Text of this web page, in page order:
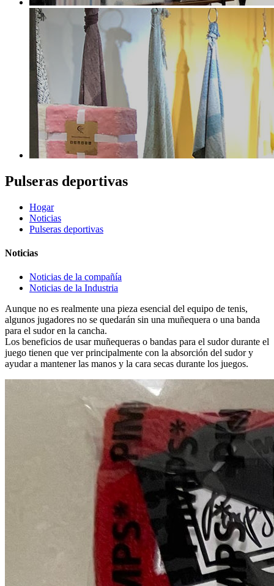
Pulseras deportivas
Hogar
Noticias
Pulseras deportivas
Noticias
Noticias de la compañía
Noticias de la Industria
Aunque no es realmente una pieza esencial del equipo de tenis,
algunos jugadores no se quedarán sin una muñequera o una banda
para el sudor en la cancha.
Los beneficios de usar muñequeras o bandas para el sudor durante el
juego tienen que ver principalmente con la absorción del sudor y
ayudar a mantener las manos y la cara secas durante los juegos.